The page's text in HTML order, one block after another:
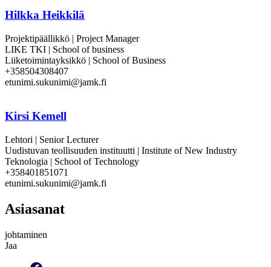
Hilkka Heikkilä
Projektipäällikkö | Project Manager
LIKE TKI | School of business
Liiketoimintayksikkö | School of Business
+358504308407
etunimi.sukunimi@jamk.fi
Kirsi Kemell
Lehtori | Senior Lecturer
Uudistuvan teollisuuden instituutti | Institute of New Industry
Teknologia | School of Technology
+358401851071
etunimi.sukunimi@jamk.fi
Asiasanat
johtaminen
Jaa